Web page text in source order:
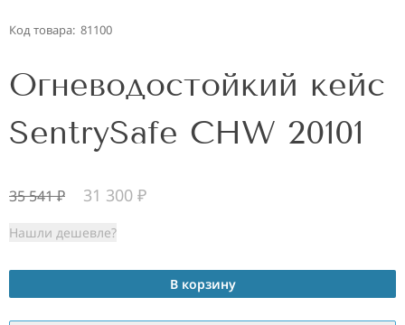
Код товара: 81100
Огневодостойкий кейс
SentrySafe CHW 20101
35 541₽ 31 300 ₽
Нашли дешевле?
В корзину